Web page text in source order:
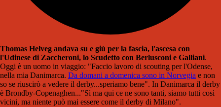
Thomas Helveg andava su e giù per la fascia, l'ascesa con
l'Udinese di Zaccheroni, lo Scudetto con Berlusconi e Galliani.
Oggi è un uomo in viaggio: "Faccio lavoro di scouting per l'Odense,
nella mia Danimarca. Da domani a domenica sono in Norvegia e non
so se riuscirò a vedere il derby...speriamo bene". In Danimarca il derby
è Brondby-Copenaghen..."Sì ma qui ce ne sono tanti, siamo tutti così
vicini, ma niente può mai essere come il derby di Milano".